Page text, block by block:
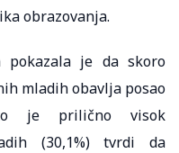
obrazovanja.
pokazala je da skoro
mladih obavlja posao
je prilično visok
(30,1%) tvrdi da